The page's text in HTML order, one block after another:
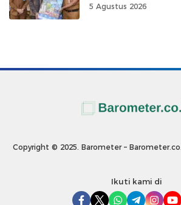
5 Agustus 2026
Copyright © 2025. Barometer –
Ikuti kami di